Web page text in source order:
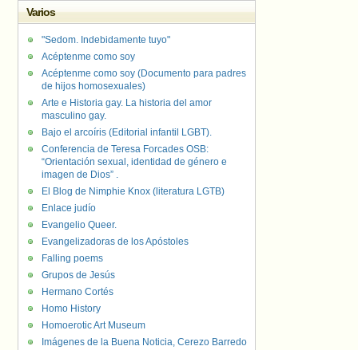
Varios
"Sedom. Indebidamente tuyo"
Acéptenme como soy
Acéptenme como soy (Documento para padres
de hijos homosexuales)
Arte e Historia gay. La historia del amor
masculino gay.
Bajo el arcoíris (Editorial infantil LGBT).
Conferencia de Teresa Forcades OSB:
“Orientación sexual, identidad de género e
imagen de Dios” .
El Blog de Nimphie Knox (literatura LGTB)
Enlace judío
Evangelio Queer.
Evangelizadoras de los Apóstoles
Falling poems
Grupos de Jesús
Hermano Cortés
Homo History
Homoerotic Art Museum
Imágenes de la Buena Noticia, Cerezo Barredo